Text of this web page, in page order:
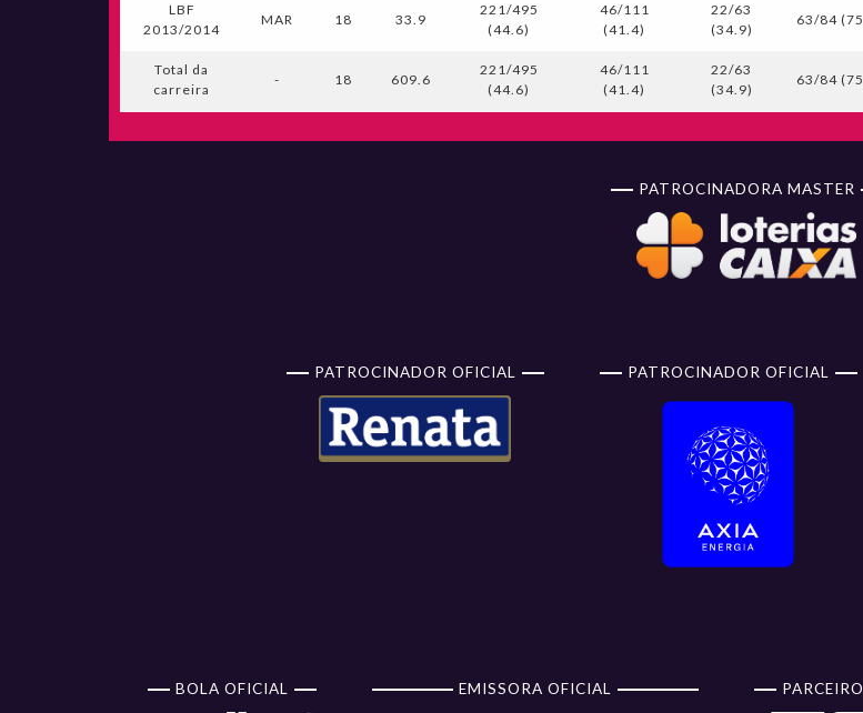
LBF
2013/2014
MAR 18 33.9
221/495
(44.6)
46/111
(41.4)
22/63
(34.9)
63/84
Total da
carreira
- 18 609.6
221/495
(44.6)
46/111
(41.4)
22/63
(34.9)
63/84
PATROCINADORA MASTER
PATROCINADOR OFICIAL PATROCINADOR OFICIAL
BOLA OFICIAL EMISSORA OFICIAL